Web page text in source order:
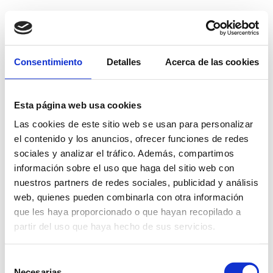
Consentimiento Detalles Acerca de las cookies
Esta página web usa cookies
Las cookies de este sitio web se usan para personalizar
el contenido y los anuncios, ofrecer funciones de redes
sociales y analizar el tráfico. Además, compartimos
información sobre el uso que haga del sitio web con
nuestros partners de redes sociales, publicidad y análisis
web, quienes pueden combinarla con otra información
que les haya proporcionado o que hayan recopilado a
partir del uso que haya hecho de sus servicios.
Mapa interactivo de
propiedades
Aquí podras encontrar todas las propiedades y su
informacion
+
−
Leaflet ©OpenStreetMap